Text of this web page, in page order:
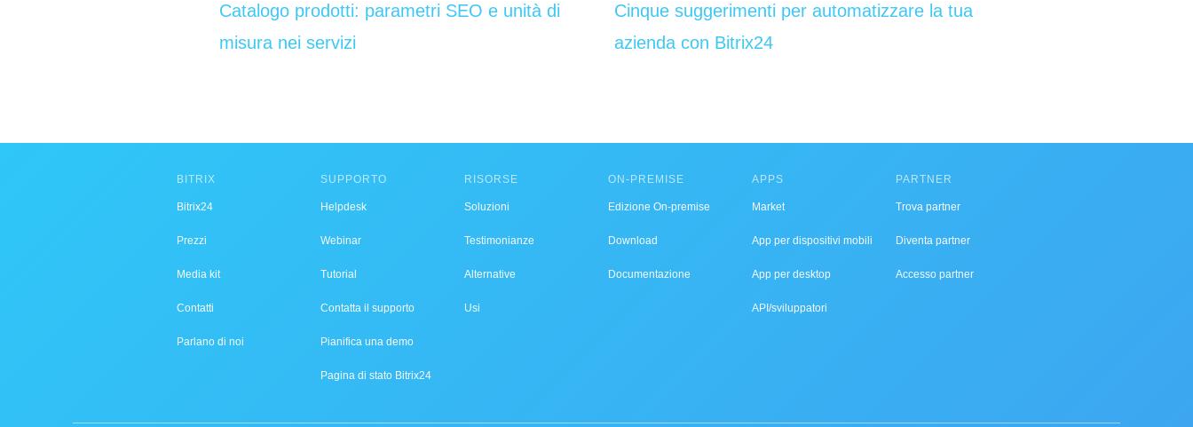
Catalogo prodotti: parametri SEO e unità di
misura nei servizi
Cinque suggerimenti per automatizzare la tua
azienda con Bitrix24
BITRIX
Bitrix24
Prezzi
Media kit
Contatti
Parlano di noi
SUPPORTO
Helpdesk
Webinar
Tutorial
Contatta il supporto
Pianifica una demo
Pagina di stato Bitrix24
RISORSE
Soluzioni
Testimonianze
Alternative
Usi
ON-PREMISE
Edizione On-premise
Download
Documentazione
APPS
Market
App per dispositivi mobili
App per desktop
API/sviluppatori
PARTNER
Trova partner
Diventa partner
Accesso partner